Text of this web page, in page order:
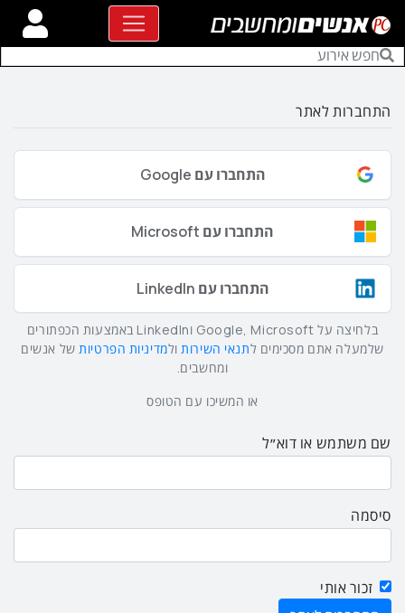
התחברות לאתר
התחברו עם Google
התחברו עם Microsoft
התחברו עם LinkedIn
בלחיצה על Google, Microsoft וLinkedIn באמצעות הכפתורים
שלמעלה אתם מסכימים לתנאי השירותולמדיניות הפרטיותשל אנשים
ומחשבים.
או המשיכו עם הטופס
שם משתמש או דוא״ל
סיסמה
זכור אותי